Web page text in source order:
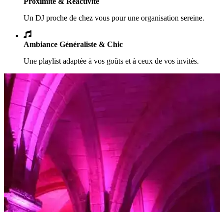
Un DJ proche de chez vous pour une organisation sereine.
Ambiance Généraliste & Chic
Une playlist adaptée à vos goûts et à ceux de vos invités.